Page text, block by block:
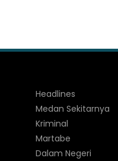
Headlines
Medan Sekitarnya
Kriminal
Martabe
Dalam Negeri